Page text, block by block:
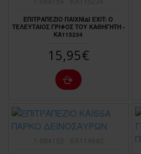
ΕΠΙΤΡΑΠΕΖΙΟ ΠΑΙΧΝΙΔΙ EXIT: Ο
ΤΕΛΕΥΤΑΙΟΣ ΓΡΙΦΟΣ ΤΟΥ ΚΑΘΗΓΗΤΗ -
KA115234
15,95€